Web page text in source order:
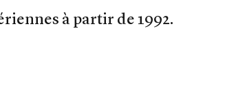
à partir de 1992.